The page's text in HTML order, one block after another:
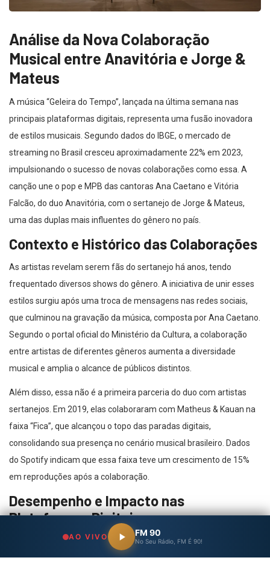
Análise da Nova Colaboração
Musical entre Anavitória e Jorge &
Mateus
A música “Geleira do Tempo”, lançada na última semana nas
principais plataformas digitais, representa uma fusão inovadora
de estilos musicais. Segundo dados do IBGE, o mercado de
streaming no Brasil cresceu aproximadamente 22% em 2023,
impulsionando o sucesso de novas colaborações como essa. A
canção une o pop e MPB das cantoras Ana Caetano e Vitória
Falcão, do duo Anavitória, com o sertanejo de Jorge & Mateus,
uma das duplas mais influentes do gênero no país.
Contexto e Histórico das Colaborações
As artistas revelam serem fãs do sertanejo há anos, tendo
frequentado diversos shows do gênero. A iniciativa de unir esses
estilos surgiu após uma troca de mensagens nas redes sociais,
que culminou na gravação da música, composta por Ana Caetano.
Segundo o portal oficial do Ministério da Cultura, a colaboração
entre artistas de diferentes gêneros aumenta a diversidade
musical e amplia o alcance de públicos distintos.
Além disso, essa não é a primeira parceria do duo com artistas
sertanejos. Em 2019, elas colaboraram com Matheus & Kauan na
faixa “Fica”, que alcançou o topo das paradas digitais,
consolidando sua presença no cenário musical brasileiro. Dados
do Spotify indicam que essa faixa teve um crescimento de 15%
em reproduções após a colaboração.
Desempenho e Impacto nas
Plataformas Digitais
O videoclipe de “Geleira do Tempo” foi gravado no Teatro Goiânia
e, na sua primeira semana, atingiu a 21ª posição entre os vídeos
AO VIVO FM 90
No Seu Rádio, FM É 90!